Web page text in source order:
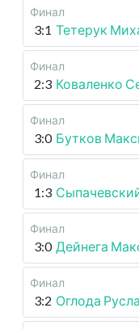
Финал
3:1 Тетерук
Финал
2:3 Коваленко
Финал
3:0 Бутков
Финал
1:3
Финал
3:0 Дейнега
Финал
3:2 Оглода